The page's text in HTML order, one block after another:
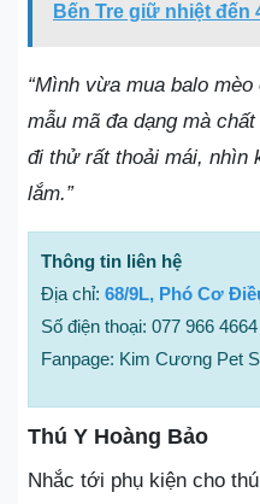
Bến Tre giữ nhiệt đến
“Mình vừa mua balo
mẫu mã đa dạng mà
đi thử rất thoải mái, nhìn
lắm.”
Thông tin liên hệ
Địa chỉ: 68/9L, Phó Cơ
Số điện thoại: 077 966 4664
Fanpage: Kim Cương Pet
Thú Y Hoàng Bảo
Nhắc tới phụ kiện cho